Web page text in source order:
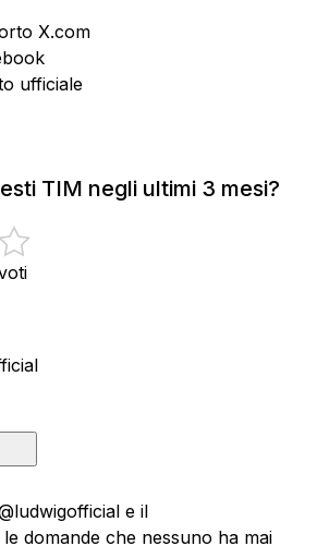
X.com
ufficiale
TIM negli ultimi 3 mesi?
e il
le domande che nessuno ha mai